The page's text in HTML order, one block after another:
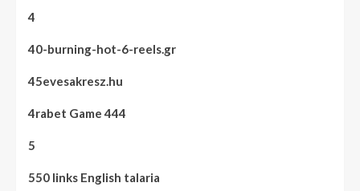
4
40-burning-hot-6-reels.gr
45evesakresz.hu
4rabet Game 444
5
550 links English talaria